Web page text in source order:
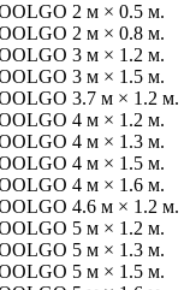
2 м × 0.5 м.
2 м × 0.8 м.
3 м × 1.2 м.
3 м × 1.5 м.
3.7 м × 1.2 м.
4 м × 1.2 м.
4 м × 1.3 м.
4 м × 1.5 м.
4 м × 1.6 м.
4.6 м × 1.2 м.
5 м × 1.2 м.
5 м × 1.3 м.
5 м × 1.5 м.